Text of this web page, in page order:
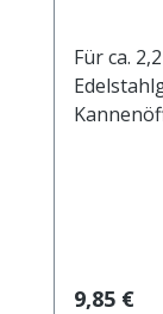
Für ca.
9,85 €